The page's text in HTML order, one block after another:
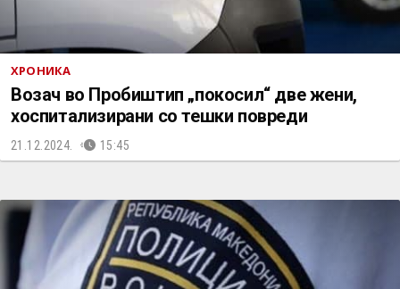
ХРОНИКА
Возач во Пробиштип „покосил“ две жени,
хоспитализирани со тешки повреди
21.12.2024. 15:45